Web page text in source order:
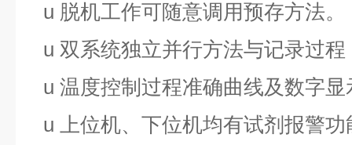
u 脱机工作可随意调用预存方法。
u 双系统独立并行方法与记录过
u 温度控制过程准确曲线及数字显
u 上位机、下位机均有试剂报警功